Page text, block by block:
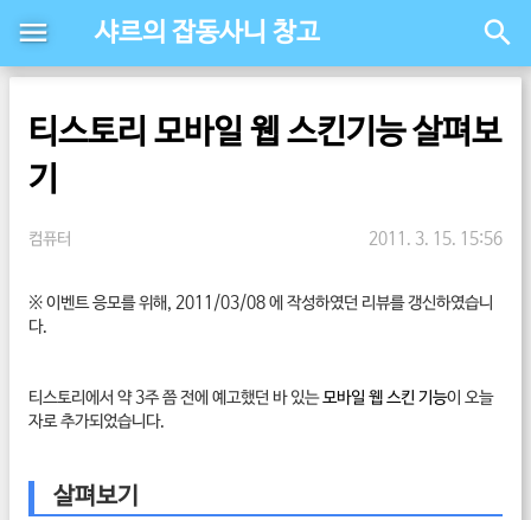
샤르의 잡동사니 창고
티스토리 모바일 웹 스킨기능 살펴보
기
컴퓨터 2011. 3. 15. 15:56
※ 이벤트 응모를 위해, 2011/03/08 에 작성하였던 리뷰를 갱신하였습니
다.
티스토리에서 약 3주 쯤 전에 예고했던 바 있는모바일 웹 스킨 기능이 오늘
자로 추가되었습니다.
살펴보기